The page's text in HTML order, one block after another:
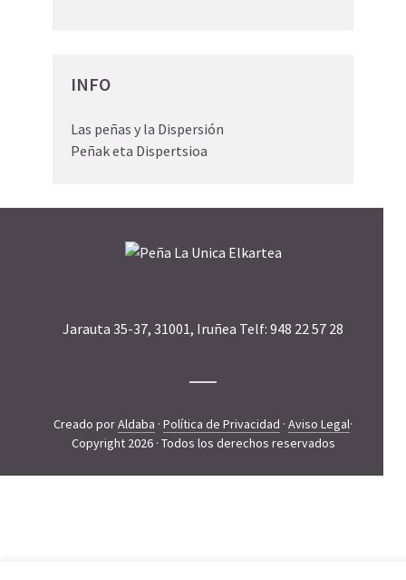
INFO
Las peñas y la Dispersión
Peñak eta Dispertsioa
Jarauta 35-37, 31001, Iruñea Telf: 948 22 57 28
Creado porAldaba · Política de Privacidad · Aviso Legal·
Copyright 2026 · Todos los derechos reservados